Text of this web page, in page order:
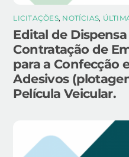
LICITAÇÕES, NOTÍCIAS,
Edital de
Contratação de
para a Confecção
Adesivos
Película Veicular.